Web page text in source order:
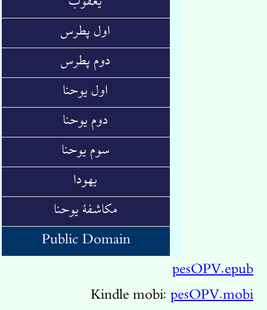
اول پطرس
دوم پطرس
اول یوحنا
دوم یوحنا
سوم یوحنا
یهودا
مکاشفهٔ یوحنا
Public Domain
pesOPV.epub
Kindle mobi:pesOPV.mobi